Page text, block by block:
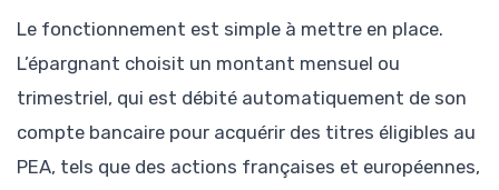
Le fonctionnement est simple à mettre en place.
L’épargnant choisit un montant mensuel ou
trimestriel, qui est débité automatiquement de son
compte bancaire pour acquérir des titres éligibles au
PEA, tels que des actions françaises et européennes,